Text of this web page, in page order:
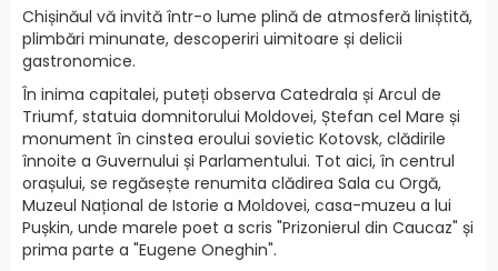
Chișinăul vă invită într-o lume plină de atmosferă liniștită,
plimbări minunate, descoperiri uimitoare și delicii
gastronomice.
În inima capitalei, puteți observa Catedrala și Arcul de
Triumf, statuia domnitorului Moldovei, Ștefan cel Mare și
monument în cinstea eroului sovietic Kotovsk, clădirile
înnoite a Guvernului și Parlamentului. Tot aici, în centrul
orașului, se regăsește renumita clădirea Sala cu Orgă,
Muzeul Național de Istorie a Moldovei, casa-muzeu a lui
Pușkin, unde marele poet a scris "Prizonierul din Caucaz" și
prima parte a "Eugene Oneghin".